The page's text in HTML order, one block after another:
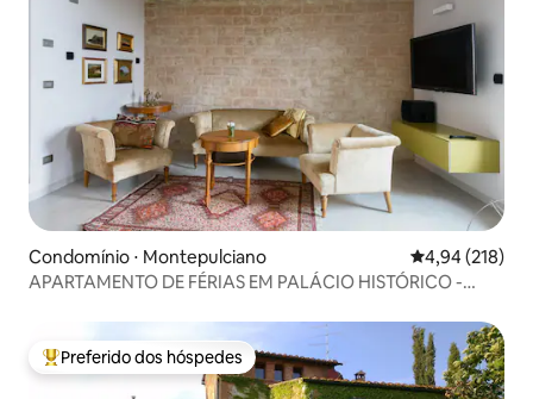
Condomínio ⋅ Montepulciano 4,94 de uma
4,94 (218)
APARTAMENTO DE FÉRIAS EM PALÁCIO HISTÓRICO -
Entre os melhores preferidos dos hóspedes
Preferido dos hóspedes